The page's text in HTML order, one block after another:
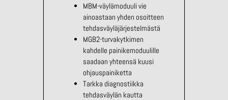
MBM-väylämoduuli vie
ainoastaan yhden osoitteen
tehdasväyläjärjestelmästä
MGB2-turvakytkimen
kahdelle painikemoduulille
saadaan yhteensä kuusi
ohjauspainiketta
Tarkka diagnostiikka
tehdasväylän kautta